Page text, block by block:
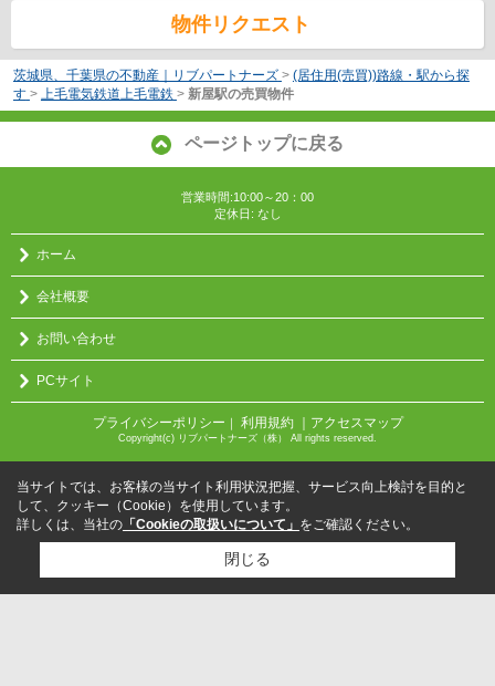
物件リクエスト
茨城県、千葉県の不動産｜リブパートナーズ > (居住用(売買))路線・駅から探
す > 上毛電気鉄道上毛電鉄 > 新屋駅の売買物件
ページトップに戻る
営業時間:10:00～20：00
定休日: なし
ホーム
会社概要
お問い合わせ
PCサイト
プライバシーポリシー ｜ 利用規約 ｜アクセスマップ
Copyright(c) リブパートナーズ（株） All rights reserved.
当サイトでは、お客様の当サイト利用状況把握、サービス向上検討を目的と
して、クッキー（Cookie）を使用しています。
詳しくは、当社の 「Cookieの取扱いについて」 をご確認ください。
閉じる